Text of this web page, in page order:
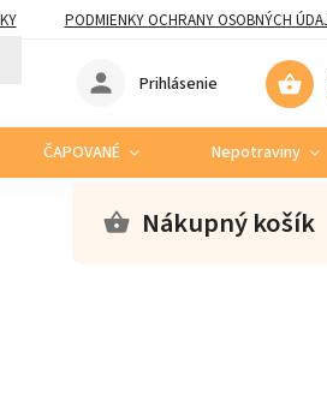
PODMIENKY OCHRANY OSOBNÝCH
Prihlásenie
ČAPOVANÉ Nepotraviny
Nákupný košík